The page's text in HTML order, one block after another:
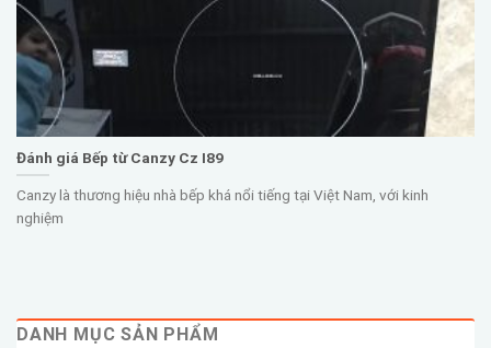
Đánh giá Bếp từ Canzy Cz I89
Canzy là thương hiệu nhà bếp khá nổi tiếng tại Việt Nam, với kinh
nghiệm
DANH MỤC SẢN PHẨM